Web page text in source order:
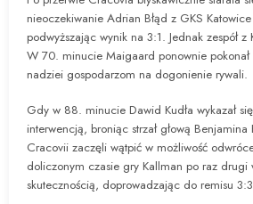
nieoczekiwanie Adrian Błąd z GKS Katowice
podwyższając wynik na 3:1. Jednak zespół z
W 70. minucie Maigaard ponownie pokonał
nadziei gospodarzom na dogonienie rywali.
Gdy w 88. minucie Dawid Kudła wykazał
interwencją, broniąc strzał głową
Cracovii zaczęli wątpić w możliwość
doliczonym czasie gry Kallman po raz drugi
skutecznością, doprowadzając do remisu